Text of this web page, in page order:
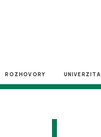
ROZHOVORY UNIVERZITA